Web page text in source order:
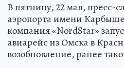
В пятницу, 22 мая, пресс-
аэропорта имени
компания «NordStar»
авиарейс из Омска в
возобновление, ранее